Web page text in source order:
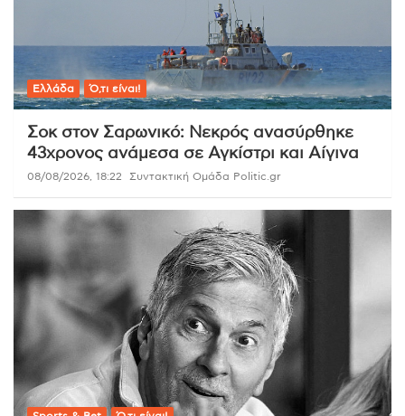
Ελλάδα Ό,τι είναι!
Σοκ στον Σαρωνικό: Νεκρός ανασύρθηκε
43χρονος ανάμεσα σε Αγκίστρι και Αίγινα
08/08/2026, 18:22 Συντακτική Ομάδα Politic.gr